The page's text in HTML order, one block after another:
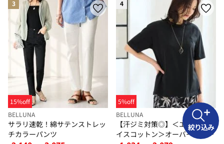
3
15%off
BELLUNA
サラリ速乾！綿サテンストレッ
チカラーパンツ
4
5%off
BELLUNA
【汗ジミ対策◎】＜エアリーア
イスコットン＞オーバーサイズ
絞り込み